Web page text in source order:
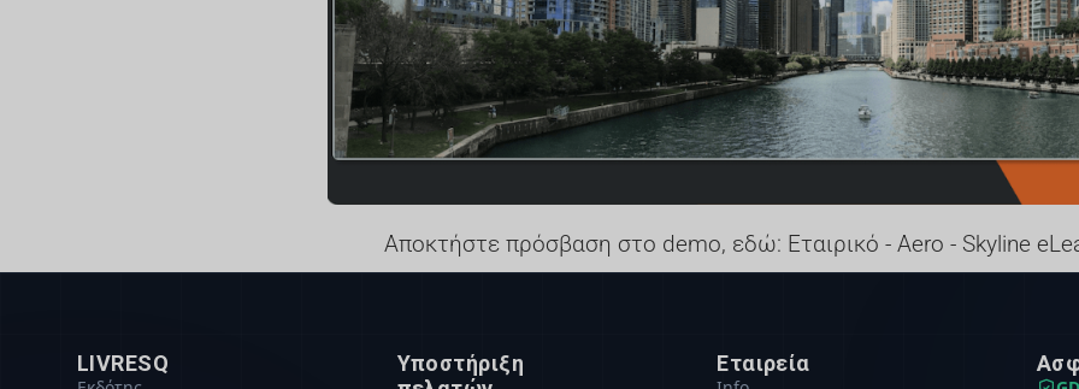
Αποκτήστε πρόσβαση στο demo, εδώ: Εταιρικό - Aero - Skyline
LIVRESQ
Υποστήριξη
Εταιρεία